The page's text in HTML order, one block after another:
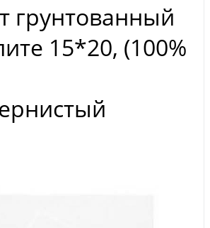
грунтованный
15*20, (100%